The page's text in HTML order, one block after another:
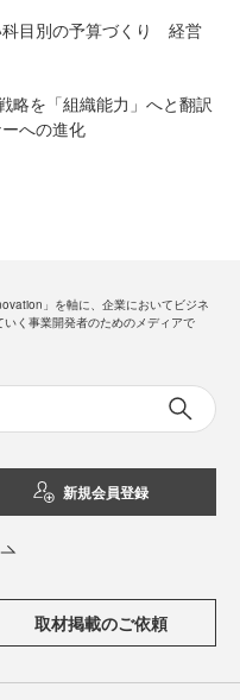
科目別の予算づくり 経営
略を「組織能力」へと翻訳
への進化
」を軸に、企業においてビジネ
いく事業開発者のためのメディアで
新規会員登録
取材掲載のご依頼